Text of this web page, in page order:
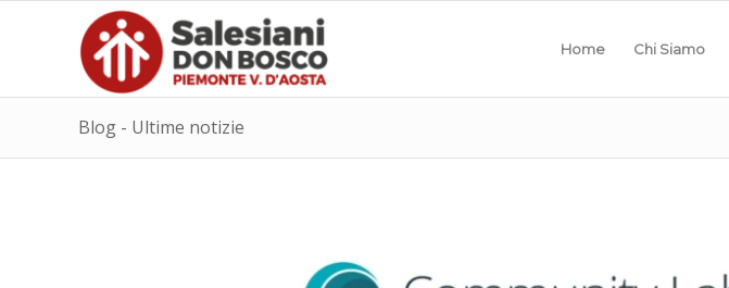
Home Chi Siamo
Blog - Ultime notizie